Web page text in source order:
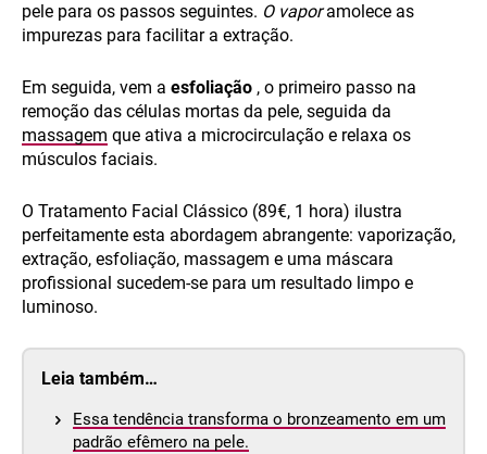
pele para os passos seguintes. O vaporamolece as
impurezas para facilitar a extração.
Em seguida, vem a esfoliação , o primeiro passo na
remoção das células mortas da pele, seguida da
massagem que ativa a microcirculação e relaxa os
músculos faciais.
O Tratamento Facial Clássico (89€, 1 hora) ilustra
perfeitamente esta abordagem abrangente: vaporização,
extração, esfoliação, massagem e uma máscara
profissional sucedem-se para um resultado limpo e
luminoso.
Leia também…
Essa tendência transforma o bronzeamento em um
padrão efêmero na pele.